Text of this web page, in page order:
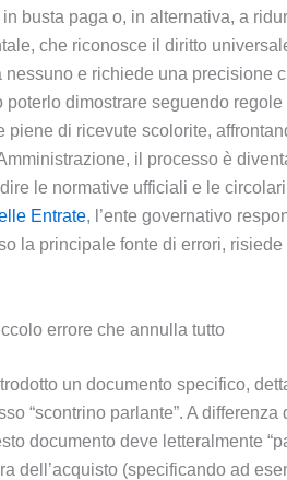
busta paga o, in alternativa, a
che riconosce il diritto
e richiede una
dimostrare seguendo
di ricevute scolorite,
il processo è
le normative ufficiali e le
Entrate, l’ente governativo
la principale fonte di errori,
errore che annulla tutto
un documento specifico,
“scontrino parlante”. A
documento deve letteralmente
dell’acquisto (specificando ad